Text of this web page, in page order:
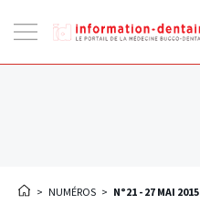
la
> NUMÉROS > N°21 - 27 MAI 2015